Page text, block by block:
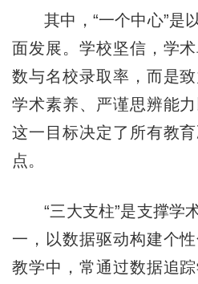
其中，“一个中心”是
面发展。学校坚信，学
数与名校录取率，而是
学术素养、严谨思辨能力
这一目标决定了所有教
点。
“三大支柱”是支撑学
一，以数据驱动构建个
教学中，常通过数据追